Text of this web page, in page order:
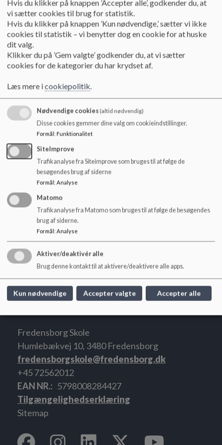
om kørsel til skole" kan I finde ansøgningsskemaet via dette
link:
https://fredensborg.ditmerflex.dk/fredensborg/Login/Login
NemID?returnUrl=/fredensborg/Opret/431c32c8a12e4/
Her skal I logge på med jeres MitID, og udfylde skemaet og
I vil høre fra skolen, om jeres barn vil få befordring.
Bemærk at fristen for ansøgningen til befordring, skal være
udfyldt og sendt mandag den 15. juni 2026.
Er dit barn kommet til skade, kan der søges om kørsel til og
fra skole, hvis ikke det er muligt at komme i skole på egen
Dette skal gøres ved at ansøge om skolekørsel- "brækket
ben" via nedenstående link
https://fredensborg.dk/borger/boern-og-
unge/folkeskoler-og-sfo/skolekoersel
Dokumenter
Informationsfolder kørsel uden årstal.pdf
Fredensborg Skole
Humlebækvej 10, 3480 Fredensborg
fredensborgskole@fredensborg.dk
+45 72562012
EAN NR.
5798008284427
Tilgængelighedserklæring
Sitemap
Hvis du klikker på knappen ’Accepter alle’, godkender du, at
vi sætter cookies til brug for statistik.
Hvis du klikker på knappen ’Kun nødvendige,’ sætter vi ikke
cookies til statistik – vi benytter dog en cookie for at huske
dit valg.
Klikker du på ’Gem valgte’ godkender du, at vi sætter
cookies for de kategorier du har krydset af.
Læs mere icookiepolitik.
Nødvendige cookies(altid nødvendig)
Disse cookies gemmer dine valg om cookieindstillinger.
Formål: Funktionalitet
SiteImprove
Trafikanalyse fra Siteimprove som bruges til at følge de
besøgendes brug af siderne
Formål: Analyse
Matomo
Trafikanalyse fra Matomo som bruges til at følge de besøgendes
brug af siderne.
Formål: Analyse
Aktiver/deaktivér alle
Brug denne kontakt til at aktivere/deaktivere alle apps.
Kun nødvendige Accepter valgte Accepter alle